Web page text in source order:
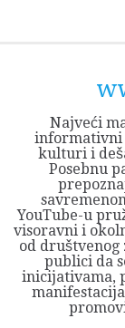
Najveći
informativni
kulturi i
Posebnu
YouTube-u
visoravni i
od društvenog
publici da
inicijativama,